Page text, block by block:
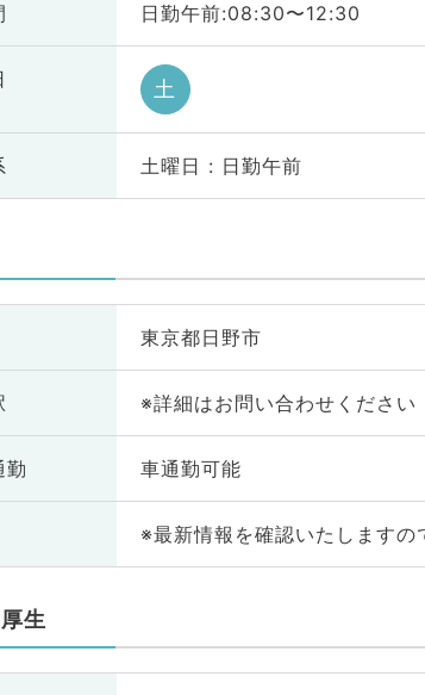
日勤午前:08:30〜12:30
土
土曜日 : 日勤午前
東京都日野市
※詳細はお問い合わせください
勤 車通勤可能
※最新情報を確認いたしますの
生